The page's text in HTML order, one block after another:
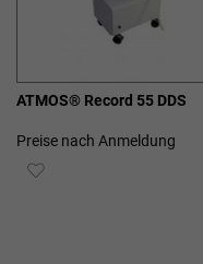
ATMOS® Record 55 DDS
Preise nach Anmeldung
ZUR